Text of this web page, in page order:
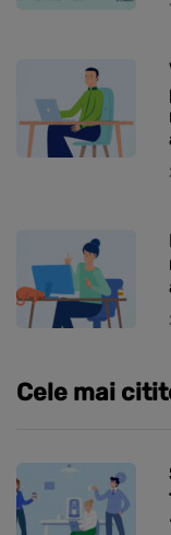
Cele mai